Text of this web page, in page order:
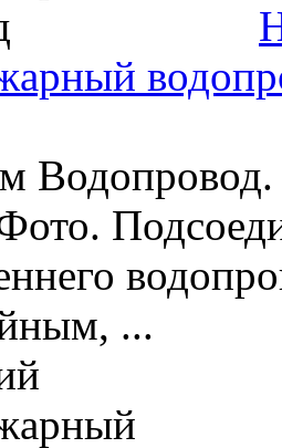
...